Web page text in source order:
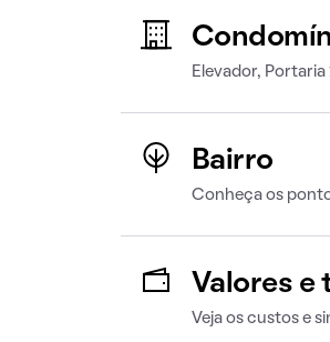
Elevador, Portaria
Bairro
Conheça os
Valores e
Veja os custos e